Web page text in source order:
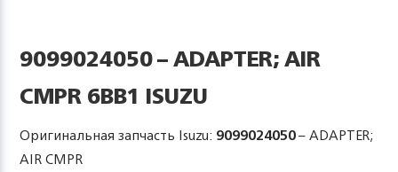
9099024050 – ADAPTER; AIR
CMPR 6BB1 ISUZU
Оригинальная запчасть Isuzu: 9099024050– ADAPTER;
AIR CMPR